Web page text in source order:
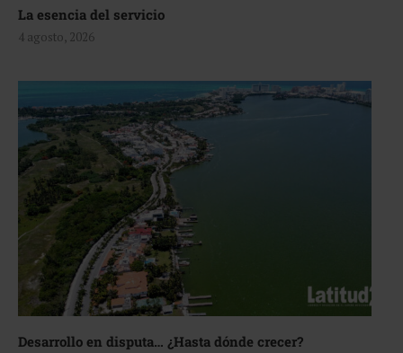
La esencia del servicio
4 agosto, 2026
Desarrollo en disputa… ¿Hasta dónde crecer?